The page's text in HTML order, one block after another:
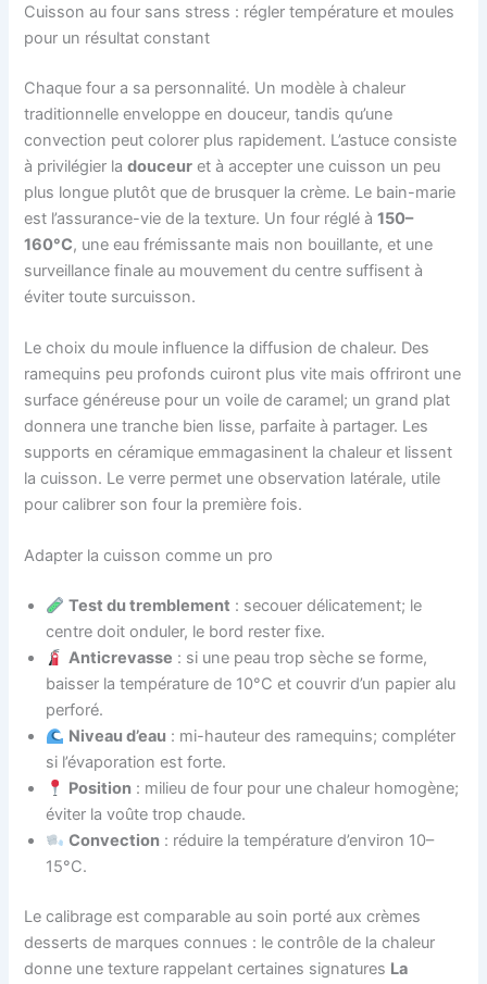
Cuisson au four sans stress : régler température et moules
pour un résultat constant
Chaque four a sa personnalité. Un modèle à chaleur
traditionnelle enveloppe en douceur, tandis qu’une
convection peut colorer plus rapidement. L’astuce consiste
à privilégier ladouceur et à accepter une cuisson un peu
plus longue plutôt que de brusquer la crème. Le bain-marie
est l’assurance-vie de la texture. Un four réglé à150–
160°C, une eau frémissante mais non bouillante, et une
surveillance finale au mouvement du centre suffisent à
éviter toute surcuisson.
Le choix du moule influence la diffusion de chaleur. Des
ramequins peu profonds cuiront plus vite mais offriront une
surface généreuse pour un voile de caramel; un grand plat
donnera une tranche bien lisse, parfaite à partager. Les
supports en céramique emmagasinent la chaleur et lissent
la cuisson. Le verre permet une observation latérale, utile
pour calibrer son four la première fois.
Adapter la cuisson comme un pro
Test du tremblement : secouer délicatement; le
centre doit onduler, le bord rester fixe.
Anticrevasse : si une peau trop sèche se forme,
baisser la température de 10°C et couvrir d’un papier alu
perforé.
Niveau d’eau : mi-hauteur des ramequins; compléter
si l’évaporation est forte.
Position : milieu de four pour une chaleur homogène;
éviter la voûte trop chaude.
Convection : réduire la température d’environ 10–
15°C.
Le calibrage est comparable au soin porté aux crèmes
desserts de marques connues : le contrôle de la chaleur
donne une texture rappelant certaines signatures La